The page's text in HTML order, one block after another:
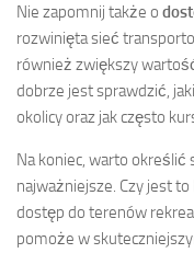
Nie zapomnij także o
rozwinięta sieć
również zwiększy
dobrze jest sprawdzić,
okolicy oraz jak często
Na koniec, warto określić
najważniejsze. Czy jest
dostęp do terenów
pomoże w